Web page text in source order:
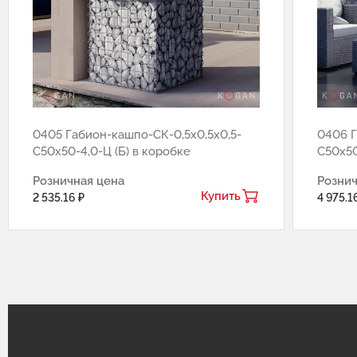
0405 Габион-кашпо-СК-0,5х0,5х0,5-
С50х50-4,0-Ц (Б) в коробке
Розничная цена
2 535.16 ₽ Купить
0406
4